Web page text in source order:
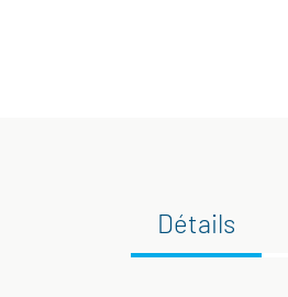
Détails